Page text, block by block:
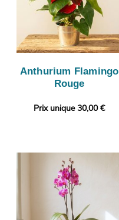
Anthurium Flamingo
Rouge
Prix unique 30,00 €